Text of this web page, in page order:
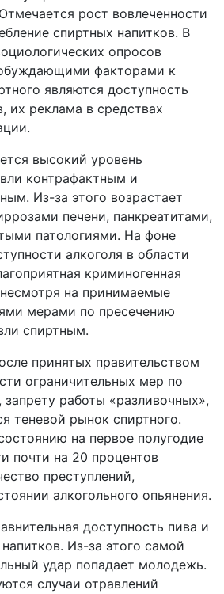
рост вовлеченности
спиртных напитков. В
опросов
факторами к
являются доступность
их реклама в средствах
высокий уровень
контрафактным и
Из-за этого возрастает
печени, панкреатитами,
патологиями. На фоне
алкоголя в области
криминогенная
на принимаемые
мерами по пресечению
спиртным.
принятых правительством
ограничительных мер по
работы «разливочных»,
теневой рынок спиртного.
на первое полугодие
почти на 20 процентов
преступлений,
алкогольного опьянения.
доступность пива и
Из-за этого самой
удар попадает молодежь.
случаи отравлений